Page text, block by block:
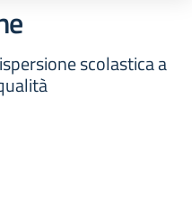
scolastica a